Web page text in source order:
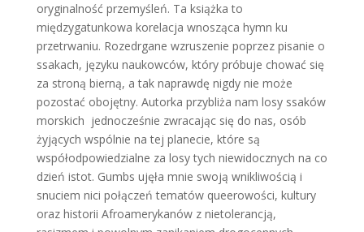
oryginalność przemyśleń. Ta książka to
międzygatunkowa korelacja wnosząca hymn ku
przetrwaniu. Rozedrgane wzruszenie poprzez pisanie o
ssakach, języku naukowców, który próbuje chować się
za stroną bierną, a tak naprawdę nigdy nie może
pozostać obojętny. Autorka przybliża nam losy ssaków
morskich jednocześnie zwracając się do nas, osób
żyjących wspólnie na tej planecie, które są
współodpowiedzialne za losy tych niewidocznych na co
dzień istot. Gumbs ujęła mnie swoją wnikliwością i
snuciem nici połączeń tematów queerowości, kultury
oraz historii Afroamerykanów z nietolerancją,